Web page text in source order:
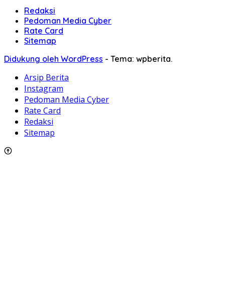
Redaksi
Pedoman Media Cyber
Rate Card
Sitemap
Didukung oleh WordPress - Tema: wpberita.
Arsip Berita
Instagram
Pedoman Media Cyber
Rate Card
Redaksi
Sitemap